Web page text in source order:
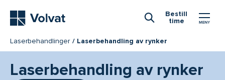
Bestill
time
Laserbehandlinger Laserbehandling av rynker
Laserbehandling av rynker